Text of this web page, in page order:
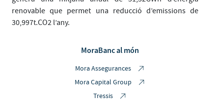
renovable que permet una reducció d’emissions de
30,997t.CO2 l’any.
MoraBanc al món
Mora Assegurances
Mora Capital Group
Tressis